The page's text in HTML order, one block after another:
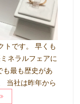
トです。 早くも
ネラルフェアに
も最も歴史があ
当社は昨年から